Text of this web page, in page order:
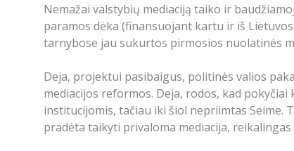
Nemažai valstybių mediaciją taiko ir
paramos dėka (finansuojant kartu ir iš
tarnybose jau sukurtos pirmosios nuolatinės
Deja, projektui pasibaigus, politinės valios
mediacijos reformos. Deja, rodos, kad
institucijomis, tačiau iki šiol nepriimtas Seime.
pradėta taikyti privaloma mediacija,